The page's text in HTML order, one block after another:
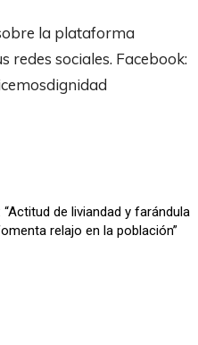
l
a
la plataforma
redes sociales. Facebook:
de liviandad y farándula
relajo en la población”